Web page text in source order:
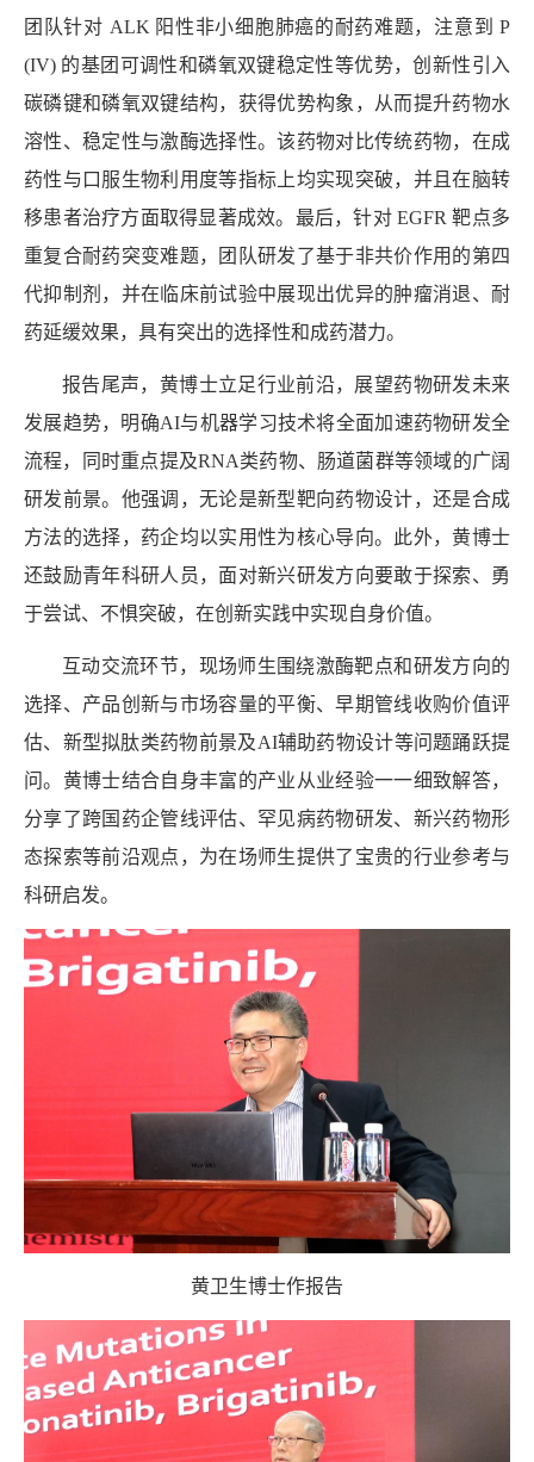
团队针对 ALK 阳性非小细胞肺癌的耐药难题，注意到P
(IV) 的基团可调性和磷氧双键稳定性等优势，创新性引入
碳磷键和磷氧双键结构，获得优势构象，从而提升药物水
溶性、稳定性与激酶选择性。该药物对比传统药物，在成
药性与口服生物利用度等指标上均实现突破，并且在脑转
移患者治疗方面取得显著成效。最后，针对EGFR靶点多
重复合耐药突变难题，团队研发了基于非共价作用的第四
代抑制剂，并在临床前试验中展现出优异的肿瘤消退、耐
药延缓效果，具有突出的选择性和成药潜力。
报告尾声，黄博士立足行业前沿，展望药物研发未来
发展趋势，明确AI与机器学习技术将全面加速药物研发全
流程，同时重点提及RNA类药物、肠道菌群等领域的广阔
研发前景。他强调，无论是新型靶向药物设计，还是合成
方法的选择，药企均以实用性为核心导向。此外，黄博士
还鼓励青年科研人员，面对新兴研发方向要敢于探索、勇
于尝试、不惧突破，在创新实践中实现自身价值。
互动交流环节，现场师生围绕激酶靶点和研发方向的
选择、产品创新与市场容量的平衡、早期管线收购价值评
估、新型拟肽类药物前景及AI辅助药物设计等问题踊跃提
问。黄博士结合自身丰富的产业从业经验一一细致解答，
分享了跨国药企管线评估、罕见病药物研发、新兴药物形
态探索等前沿观点，为在场师生提供了宝贵的行业参考与
科研启发。
黄卫生博士作报告